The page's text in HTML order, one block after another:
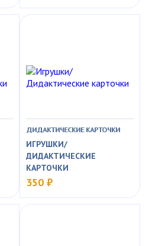
ДИДАКТИЧЕСКИЕ КАРТОЧКИ
ИГРУШКИ/
ДИДАКТИЧЕСКИЕ
КАРТОЧКИ
350 ₽